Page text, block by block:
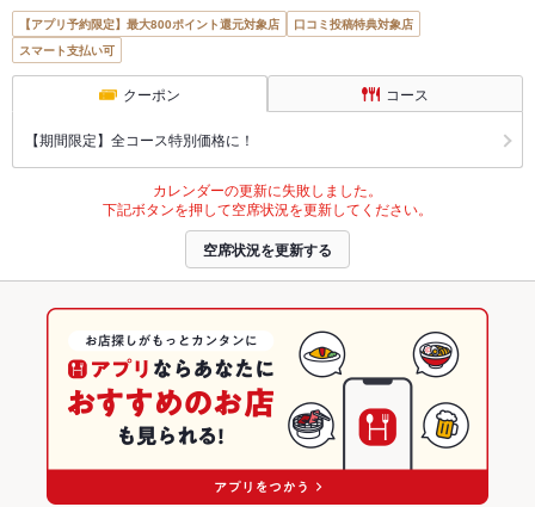
【アプリ予約限定】最大800ポイント還元対象店
口コミ投稿特典対象店
スマート支払い可
クーポン コース
【期間限定】全コース特別価格に！
カレンダーの更新に失敗しました。
下記ボタンを押して空席状況を更新してください。
空席状況を更新する